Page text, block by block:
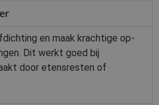
en maak krachtige op-
Dit werkt goed bij
door etensresten of